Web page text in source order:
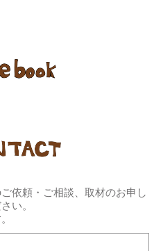
依頼・ご相談、取材のお申し
い。